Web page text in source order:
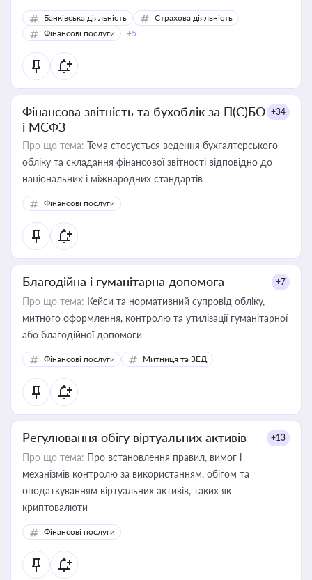
Банківська діяльність
Страхова діяльність
Фінансові послуги
+5
Фінансова звітність та бухоблік за П(С)БО
і МСФЗ
+34
Про що тема: Тема стосується ведення бухгалтерського
обліку та складання фінансової звітності відповідно до
національних і міжнародних стандартів
Фінансові послуги
Благодійна і гуманітарна допомога +7
Про що тема: Кейси та нормативний супровід обліку,
митного оформлення, контролю та утилізації гуманітарної
або благодійної допомоги
Фінансові послуги Митниця та ЗЕД
Регулювання обігу віртуальних активів +13
Про що тема: Про встановлення правил, вимог і
механізмів контролю за використанням, обігом та
оподаткуванням віртуальних активів, таких як
криптовалюти
Фінансові послуги